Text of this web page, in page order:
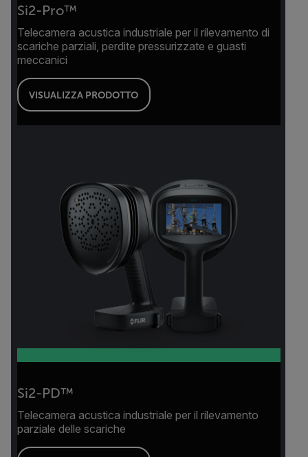
Si2-Pro™
Telecamera acustica industriale per il rilevamento di
scariche parziali, perdite pressurizzate e guasti
meccanici
VISUALIZZA PRODOTTO
Si2-PD™
Telecamera acustica industriale per il rilevamento
parziale delle scariche